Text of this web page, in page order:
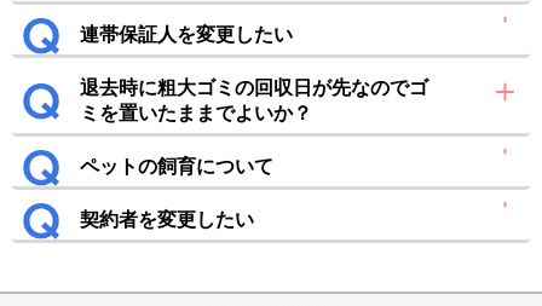
連帯保証人を変更したい
退去時に粗大ゴミの回収日が先なのでゴ
ミを置いたままでよいか？
ペットの飼育について
契約者を変更したい